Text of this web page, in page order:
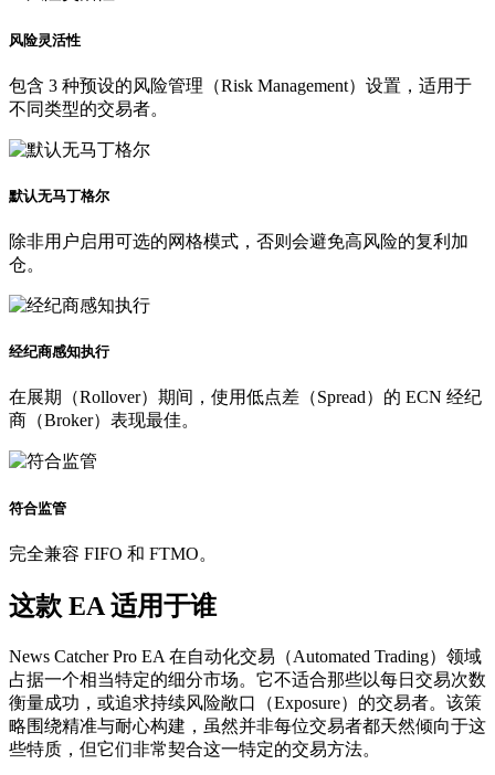
风险灵活性
包含 3 种预设的风险管理（Risk Management）设置，适用于
不同类型的交易者。
默认无马丁格尔
除非用户启用可选的网格模式，否则会避免高风险的复利加
仓。
经纪商感知执行
在展期（Rollover）期间，使用低点差（Spread）的 ECN 经纪
商（Broker）表现最佳。
符合监管
完全兼容 FIFO 和 FTMO。
这款 EA 适用于谁
News Catcher Pro EA 在自动化交易（Automated Trading）领域
占据一个相当特定的细分市场。它不适合那些以每日交易次数
衡量成功，或追求持续风险敞口（Exposure）的交易者。该策
略围绕精准与耐心构建，虽然并非每位交易者都天然倾向于这
些特质，但它们非常契合这一特定的交易方法。